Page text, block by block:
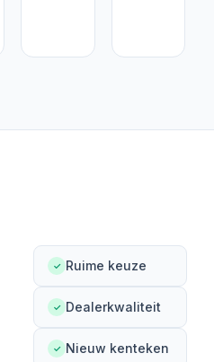
✓ Ruime keuze
✓ Dealerkwaliteit
✓ Nieuw kenteken